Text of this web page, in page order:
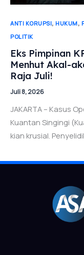
ANTI KORUPSI, HUKUM,
POLITIK
Eks Pimpinan
Menhut Akal-
Raja Juli!
Juli 8, 2026
JAKARTA – Kasus
Kuantan Singingi
kian krusial.